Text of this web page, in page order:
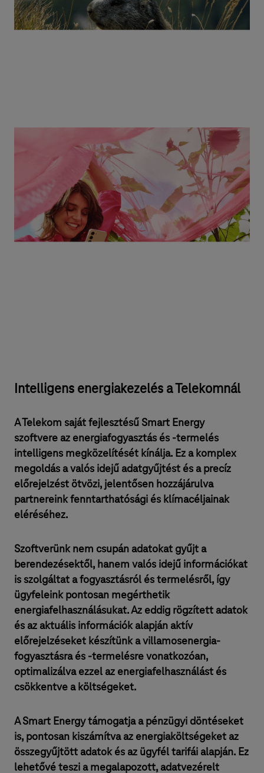
Intelligens energiakezelés a Telekomnál
A Telekom saját fejlesztésű Smart Energy
szoftvere az energiafogyasztás és -termelés
intelligens megközelítését kínálja. Ez a komplex
megoldás a valós idejű adatgyűjtést és a precíz
előrejelzést ötvözi, jelentősen hozzájárulva
partnereink fenntarthatósági és klímacéljainak
eléréséhez.
Szoftverünk nem csupán adatokat gyűjt a
berendezésektől, hanem valós idejű információkat
is szolgáltat a fogyasztásról és termelésről, így
ügyfeleink pontosan megérthetik
energiafelhasználásukat. Az eddig rögzített adatok
és az aktuális információk alapján aktív
előrejelzéseket készítünk a villamosenergia-
fogyasztásra és -termelésre vonatkozóan,
optimalizálva ezzel az energiafelhasználást és
csökkentve a költségeket.
A Smart Energy támogatja a pénzügyi döntéseket
is, pontosan kiszámítva az energiaköltségeket az
összegyűjtött adatok és az ügyfél tarifái alapján. Ez
lehetővé teszi a megalapozott, adatvezérelt